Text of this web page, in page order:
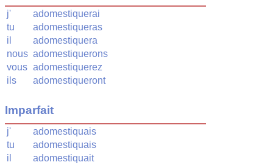
j'
adomestiquerai
tu
adomestiqueras
il
adomestiquera
nous adomestiquerons
vous adomestiquerez
ils
adomestiqueront
Imparfait
j'
adomestiquais
tu
adomestiquais
il
adomestiquait